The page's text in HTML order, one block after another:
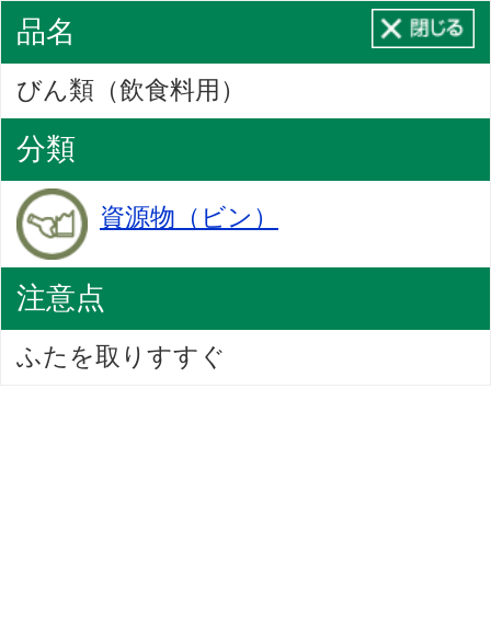
品名
びん類（飲食料用）
分類
資源物（ビン）
注意点
ふたを取りすすぐ